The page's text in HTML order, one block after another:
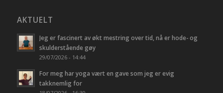
AKTUELT
Jeg er fascinert av økt mestring over tid, nå er hode- og
skulderstående gøy
29/07/2026 - 14:44
For meg har yoga vært en gave som jeg er evig
takknemlig for